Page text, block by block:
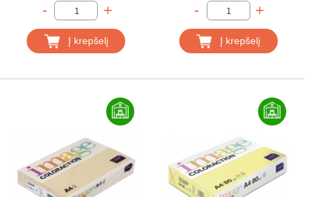
- +
Į krepšelį
- +
Į krepšelį